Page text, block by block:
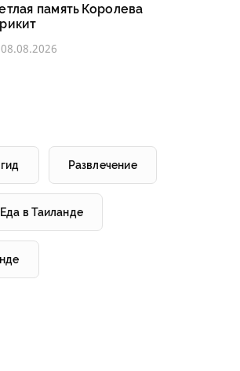
память Королева
08.08.2026
Развлечение
Еда в Таиланде